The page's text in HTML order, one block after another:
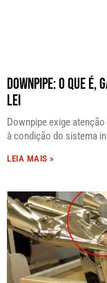
Downpipe: O Que É,
Lei
Downpipe exige
à condição do sistema
LEIA MAIS »